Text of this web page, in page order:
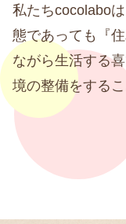
私たちcocolabo
態であっても『
ながら生活する
境の整備をする